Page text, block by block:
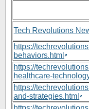
Tech Revolutions
https://
behaviors.html
https://
healthcare-
https://
and-strategies.html